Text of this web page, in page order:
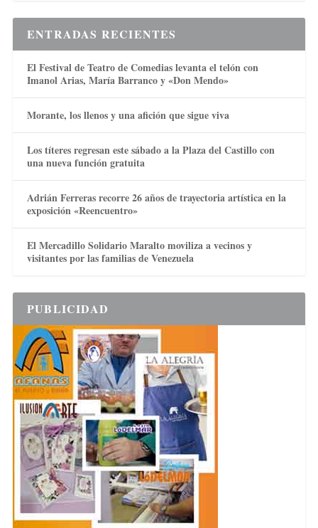
ENTRADAS RECIENTES
El Festival de Teatro de Comedias levanta el telón con
Imanol Arias, María Barranco y «Don Mendo»
Morante, los llenos y una afición que sigue viva
Los títeres regresan este sábado a la Plaza del Castillo con
una nueva función gratuita
Adrián Ferreras recorre 26 años de trayectoria artística en la
exposición «Reencuentro»
El Mercadillo Solidario Maralto moviliza a vecinos y
visitantes por las familias de Venezuela
PUBLICIDAD